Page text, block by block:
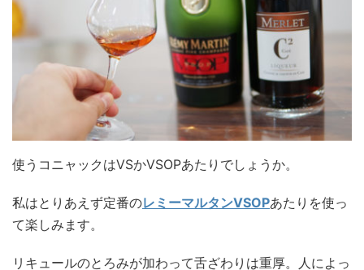
使うコニャックはVSかVSOPあたりでしょうか。
私はとりあえず定番のレミーマルタンVSOPあたりを使っ
て楽しみます。
リキュールのとろみが加わって舌ざわりは重厚。人によっ